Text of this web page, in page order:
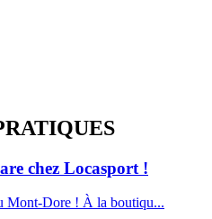
chez Locasport !
Mont-Dore ! À la boutiqu...